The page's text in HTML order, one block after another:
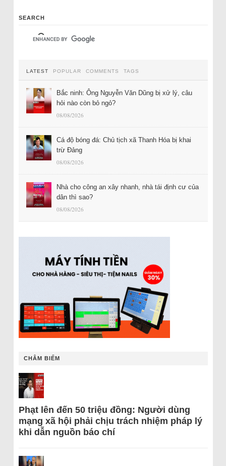
SEARCH
LATEST POPULAR COMMENTS TAGS
Bắc ninh: Ông Nguyễn Văn Dũng bị xử lý, câu
hỏi nào còn bỏ ngỏ?
08/08/2026
Cá độ bóng đá: Chủ tịch xã Thanh Hóa bị khai
trừ Đảng
08/08/2026
Nhà cho công an xây nhanh, nhà tái định cư của
dân thì sao?
08/08/2026
CHÂM BIẾM
Phạt lên đến 50 triệu đồng: Người dùng
mạng xã hội phải chịu trách nhiệm pháp lý
khi dẫn nguồn báo chí